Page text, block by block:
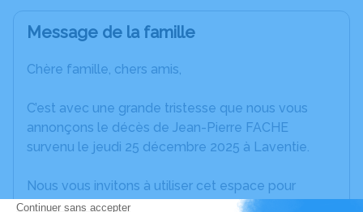
Message de la famille
Chère famille, chers amis,
C’est avec une grande tristesse que nous vous
annonçons le décès de Jean-Pierre FACHE
survenu le jeudi 25 décembre 2025 à Laventie.
Nous vous invitons à utiliser cet espace pour
laisser vos condoléances, partager des photos